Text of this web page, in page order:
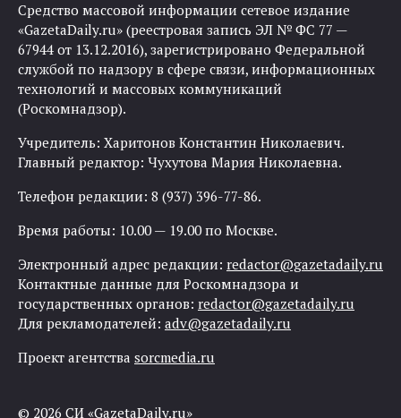
Средство массовой информации сетевое издание
«GazetaDaily.ru» (реестровая запись ЭЛ № ФС 77 —
67944 от 13.12.2016), зарегистрировано Федеральной
службой по надзору в сфере связи, информационных
технологий и массовых коммуникаций
(Роскомнадзор).
Учредитель: Харитонов Константин Николаевич.
Главный редактор: Чухутова Мария Николаевна.
Телефон редакции: 8 (937) 396-77-86.
Время работы: 10.00 — 19.00 по Москве.
Электронный адрес редакции: redactor@gazetadaily.ru
Контактные данные для Роскомнадзора и
государственных органов: redactor@gazetadaily.ru
Для рекламодателей: adv@gazetadaily.ru
Проект агентства sorcmedia.ru
© 2026 СИ «GazetaDaily.ru»